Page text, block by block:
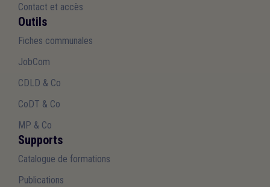
Contact et accès
Outils
Fiches communales
JobCom
CDLD & Co
CoDT & Co
MP & Co
Supports
Catalogue de formations
Publications